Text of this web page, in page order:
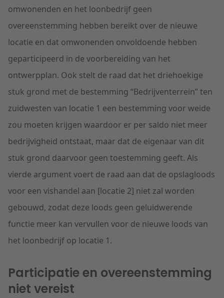
omwonenden en het loonbedrijf geen
overeenstemming hebben bereikt over de nieuwe
locatie en dat omwonenden onvoldoende hebben
geparticipeerd in de voorbereiding van het
ontwerpplan. Ook stelt de raad dat het driehoekige
stuk grond met de bestemming “Bedrijventerrein” ten
zuidwesten van locatie 1 een bestemming voor weide
zou moeten krijgen waardoor er per saldo niet meer
bedrijvigheid ontstaat, maar dat de eigenaar van dit
stuk grond daarvoor geen toestemming geeft. Als
vierde argument voert de raad aan dat de opslagloods
voor een vishandel aan [locatie 2] niet zal worden
gebouwd, zodat deze loods geen geluidwerende
functie meer kan vervullen voor de nieuwe loods van
het loonbedrijf op locatie 1.
Participatie en overeenstemming
niet vereist